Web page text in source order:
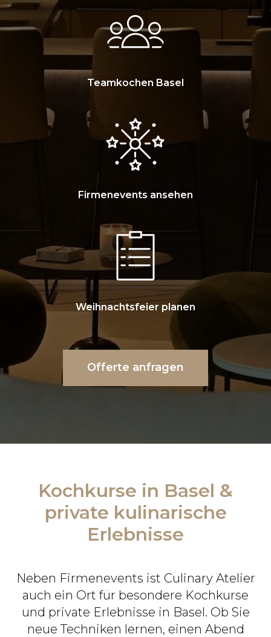
Teamkochen Basel
Firmenevents ansehen
Weihnachtsfeier planen
Offerte anfragen
Kochkurse in Basel &
private kulinarische
Erlebnisse
Neben Firmenevents ist Culinary Atelier
auch ein Ort für besondere Kochkurse
und private Erlebnisse in Basel. Ob Sie
neue Techniken lernen, einen Abend